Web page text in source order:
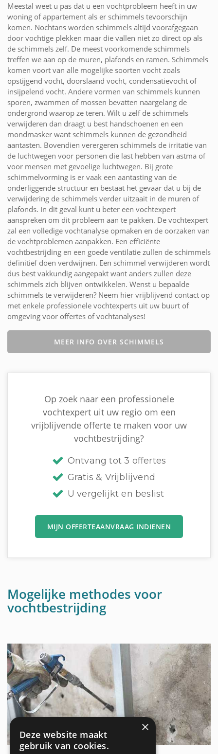
Meestal weet u pas dat u een vochtprobleem heeft in uw
woning of appartement als er schimmels tevoorschijn
komen. Nochtans worden schimmels altijd voorafgegaan
door vochtige plekken maar die vallen niet zo direct op als
de schimmels zelf. De meest voorkomende schimmels
treffen we aan op de muren, plafonds en ramen. Schimmels
komen voort van alle mogelijke soorten vocht zoals
opstijgend vocht, doorslaand vocht, condensatievocht of
insijpelend vocht. Andere vormen van schimmels kunnen
sporen, zwammen of mossen bevatten naargelang de
ondergrond waarop ze teren. Wilt u zelf de schimmels
verwijderen dan draagt u best handschoenen en een
mondmasker want schimmels kunnen de gezondheid
aantasten. Bovendien verergeren schimmels de irritatie van
de luchtwegen voor personen die last hebben van astma of
voor mensen met gevoelige luchtwegen. Bij grote
schimmelvorming is er vaak een aantasting van de
onderliggende structuur en bestaat het gevaar dat u bij de
verwijdering de schimmels verder uitzaait in de muren of
plafonds. In dit geval kunt u beter een vochtexpert
aanspreken om dit probleem aan te pakken. De vochtexpert
zal een volledige vochtanalyse opmaken en de oorzaken van
de vochtproblemen aanpakken. Een efficiënte
vochtbestrijding en een goede ventilatie zullen de schimmels
definitief doen verdwijnen. Een schimmel verwijderen wordt
dus best vakkundig aangepakt want anders zullen deze
schimmels zich blijven ontwikkelen. Wenst u bepaalde
schimmels te verwijderen? Neem hier vrijblijvend contact op
met enkele professionele vochtexperts uit uw buurt of
omgeving voor offertes of vochtanalyses!
MEER INFO OVER SCHIMMELS
Op zoek naar een professionele
vochtexpert uit uw regio om een
vrijblijvende offerte te maken voor uw
vochtbestrijding?
Ontvang tot 3 offertes
Gratis & Vrijblijvend
U vergelijkt en beslist
MIJN OFFERTEAANVRAAG INDIENEN
Mogelijke methodes voor
vochtbestrijding
×
Deze website maakt
gebruik van cookies.